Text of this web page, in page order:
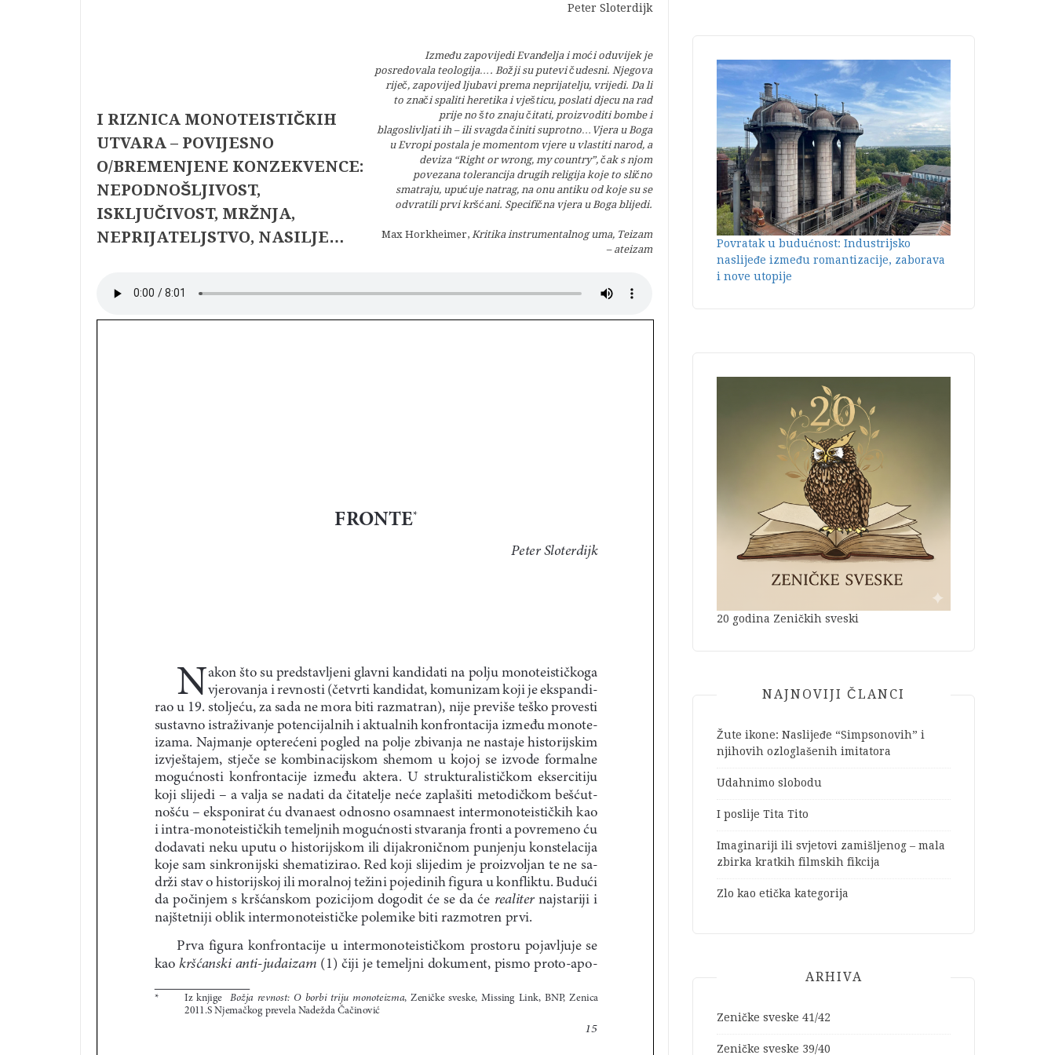
Peter Sloterdijk
I RIZNICA MONOTEISTIČKIH
UTVARA – POVIJESNO
O/BREMENJENE KONZEKVENCE:
NEPODNOŠLJIVOST,
ISKLJUČIVOST, MRŽNJA,
NEPRIJATELJSTVO, NASILJE…
Između zapovijedi Evanđelja i moći oduvijek je
posredovala teologija…. Božji su putevi čudesni. Njegova
riječ, zapovijed ljubavi prema neprijatelju, vrijedi. Da li
to znači spaliti heretika i vješticu, poslati djecu na rad
prije no što znaju čitati, proizvoditi bombe i
blagoslivljati ih – ili svagda činiti suprotno…Vjera u Boga
u Evropi postala je momentom vjere u vlastiti narod, a
deviza “Right or wrong, my country”, čak s njom
povezana tolerancija drugih religija koje to slično
smatraju, upućuje natrag, na onu antiku od koje su se
odvratili prvi kršćani. Specifična vjera u Boga blijedi.
Max Horkheimer, Kritika instrumentalnog uma, Teizam
– ateizam
Povratak u budućnost: Industrijsko
naslijeđe između romantizacije, zaborava
i nove utopije
20 godina Zeničkih sveski
NAJNOVIJI ČLANCI
Žute ikone: Naslijeđe “Simpsonovih” i
njihovih ozloglašenih imitatora
Udahnimo slobodu
I poslije Tita Tito
Imaginariji ili svjetovi zamišljenog – mala
zbirka kratkih filmskih fikcija
Zlo kao etička kategorija
ARHIVA
Zeničke sveske 41/42
Zeničke sveske 39/40